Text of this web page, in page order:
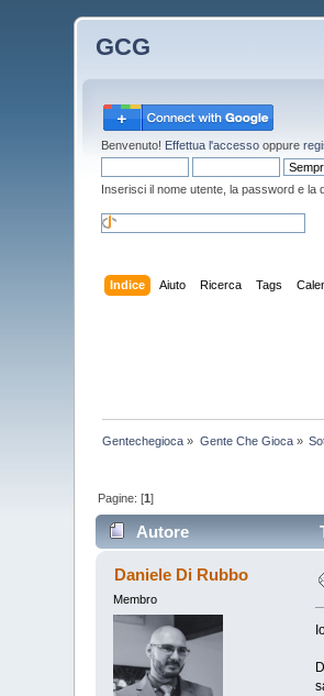
GCG
Benvenuto! Effettua l'accesso oppure
Inserisci il nome utente, la password e la
Indice Aiuto Ricerca Tags
Gentechegioca » Gente Che Gioca»
Pagine: [1]
Autore
Daniele Di Rubbo
Membro